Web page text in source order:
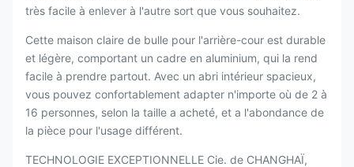
très facile à enlever à l'autre sort que vous souhaitez.
Cette maison claire de bulle pour l'arrière-cour est durable
et légère, comportant un cadre en aluminium, qui la rend
facile à prendre partout. Avec un abri intérieur spacieux,
vous pouvez confortablement adapter n'importe où de 2 à
16 personnes, selon la taille a acheté, et a l'abondance de
la pièce pour l'usage différent.
TECHNOLOGIE EXCEPTIONNELLE Cie. de CHANGHAÏ,